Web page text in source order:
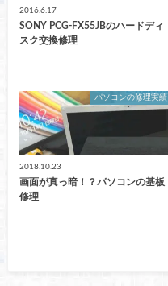
2016.6.17
SONY PCG-FX55JBのハードディ
スク交換修理
パソコンの修理実績
2018.10.23
画面が真っ暗！？パソコンの基板
修理